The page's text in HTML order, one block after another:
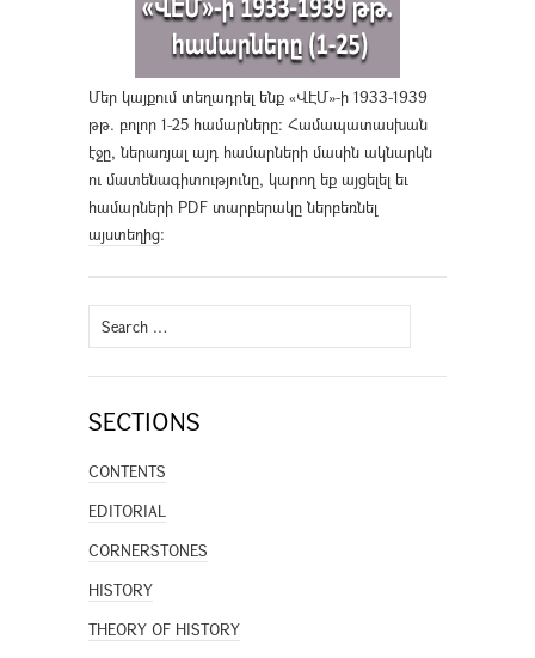
Մեր կայքում տեղադրել ենք «ՎԷՄ»-ի 1933-1939
թթ. բոլոր 1-25 համարները։ Համապատասխան
էջը, ներառյալ այդ համարների մասին ակնարկն
ու մատենագիտությունը, կարող եք այցելել եւ
համարների PDF տարբերակը ներբեռնել
այստեղից։
Search
for:
SECTIONS
CONTENTS
EDITORIAL
CORNERSTONES
HISTORY
THEORY OF HISTORY